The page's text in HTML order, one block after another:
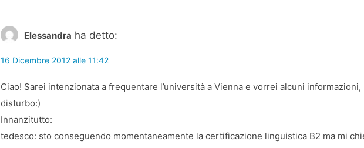
Elessandra ha detto:
16 Dicembre 2012 alle 11:42
Ciao! Sarei intenzionata a frequentare l’università a Vienna e vorrei alcuni
disturbo:)
Innanzitutto:
tedesco: sto conseguendo momentaneamente la certificazione linguistica B2 ma mi